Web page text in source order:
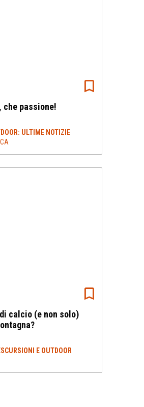
che passione!
ULTIME NOTIZIE
calcio (e non solo)
E OUTDOOR